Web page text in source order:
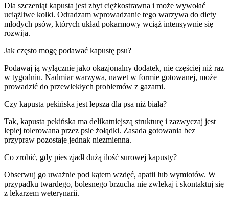
Dla szczeniąt kapusta jest zbyt ciężkostrawna i może wywołać
uciążliwe kolki. Odradzam wprowadzanie tego warzywa do diety
młodych psów, których układ pokarmowy wciąż intensywnie się
rozwija.
Jak często mogę podawać kapustę psu?
Podawaj ją wyłącznie jako okazjonalny dodatek, nie częściej niż raz
w tygodniu. Nadmiar warzywa, nawet w formie gotowanej, może
prowadzić do przewlekłych problemów z gazami.
Czy kapusta pekińska jest lepsza dla psa niż biała?
Tak, kapusta pekińska ma delikatniejszą strukturę i zazwyczaj jest
lepiej tolerowana przez psie żołądki. Zasada gotowania bez
przypraw pozostaje jednak niezmienna.
Co zrobić, gdy pies zjadł dużą ilość surowej kapusty?
Obserwuj go uważnie pod kątem wzdęć, apatii lub wymiotów. W
przypadku twardego, bolesnego brzucha nie zwlekaj i skontaktuj się
z lekarzem weterynarii.